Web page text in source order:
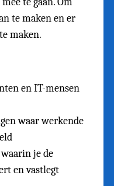
te maken en er
maken.
en IT-mensen
waar werkende
waarin je de
en vastlegt